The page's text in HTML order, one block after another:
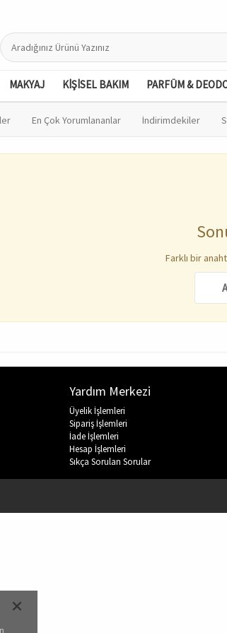
MAKYAJ KİŞİSEL BAKIM PARFÜM &
En Çok Yorumlananlar İndirimdekiler
Farklı bir
Yardım Merkezi
Üyelik İşlemleri
Sipariş İşlemleri
İade İşlemleri
Hesap İşlemleri
Sıkça Sorulan Sorular